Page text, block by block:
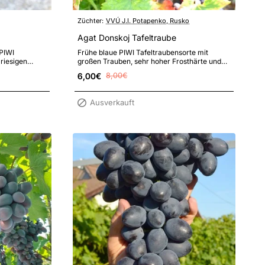
Züchter: VVÚ J.I. Potapenko, Rusko
Agat Donskoj Tafeltraube
Frühe blaue PIWI Tafeltraubensorte mit
großen Trauben, sehr hoher Frosthärte und
6,00€ 8,00€
Ausverkauft